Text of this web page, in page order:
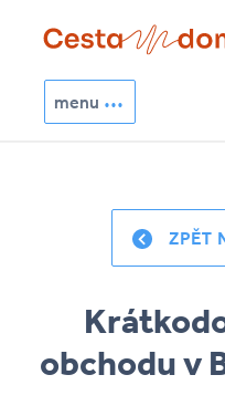
Přejít k hlavnímu obsahu
menu
Vyhledávání
ZPĚT
obchodu v